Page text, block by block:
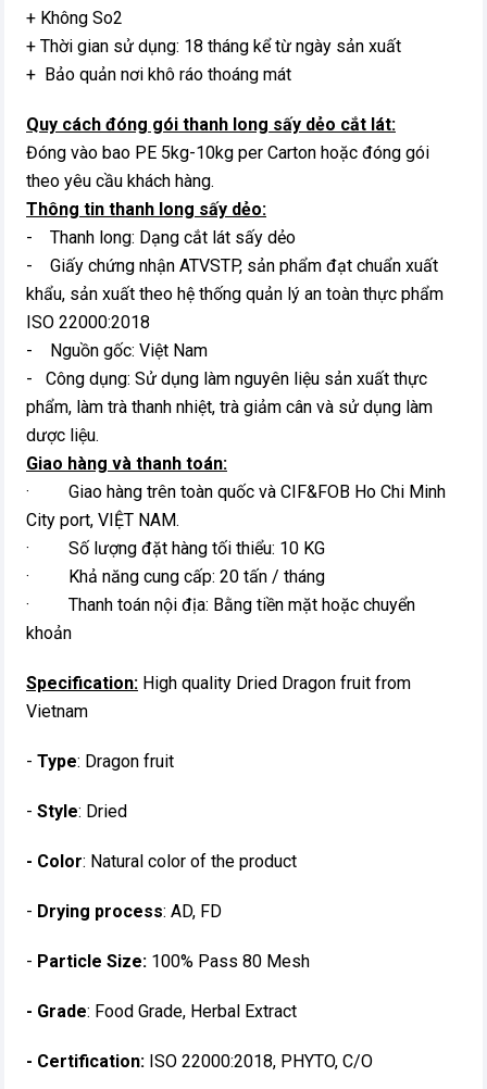
+ Không So2
+ Thời gian sử dụng: 18 tháng kể từ ngày sản xuất
+ Bảo quản nơi khô ráo thoáng mát
Quy cách đóng gói thanh long sấy dẻo cắt lát:
Đóng vào bao PE 5kg-10kg per Carton hoặc đóng gói
theo yêu cầu khách hàng.
Thông tin thanh long sấy dẻo:
- Thanh long: Dạng cắt lát sấy dẻo
- Giấy chứng nhận ATVSTP, sản phẩm đạt chuẩn xuất
khẩu, sản xuất theo hệ thống quản lý an toàn thực phẩm
ISO 22000:2018
- Nguồn gốc: Việt Nam
- Công dụng: Sử dụng làm nguyên liệu sản xuất thực
phẩm, làm trà thanh nhiệt, trà giảm cân và sử dụng làm
dược liệu.
Giao hàng và thanh toán:
· Giao hàng trên toàn quốc và CIF&FOB Ho Chi Minh
City port, VIỆT NAM.
· Số lượng đặt hàng tối thiểu: 10 KG
· Khả năng cung cấp: 20 tấn / tháng
· Thanh toán nội địa: Bằng tiền mặt hoặc chuyển
khoản
Specification: High quality Dried Dragon fruit from
Vietnam
- Type: Dragon fruit
- Style: Dried
- Color: Natural color of the product
- Drying process: AD, FD
- Particle Size: 100% Pass 80 Mesh
- Grade: Food Grade, Herbal Extract
- Certification: ISO 22000:2018, PHYTO, C/O